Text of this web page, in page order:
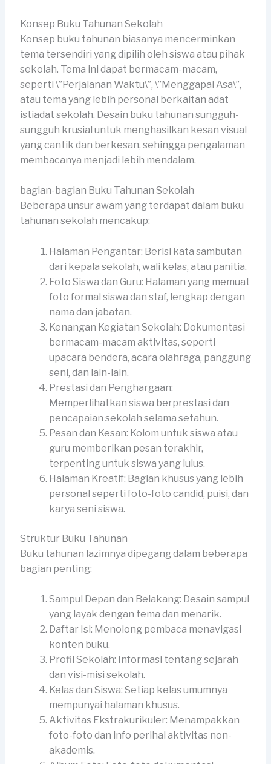
Konsep Buku Tahunan Sekolah
Konsep buku tahunan biasanya mencerminkan
tema tersendiri yang dipilih oleh siswa atau pihak
sekolah. Tema ini dapat bermacam-macam,
seperti \”Perjalanan Waktu\”, \”Menggapai Asa\”,
atau tema yang lebih personal berkaitan adat
istiadat sekolah. Desain buku tahunan sungguh-
sungguh krusial untuk menghasilkan kesan visual
yang cantik dan berkesan, sehingga pengalaman
membacanya menjadi lebih mendalam.
bagian-bagian Buku Tahunan Sekolah
Beberapa unsur awam yang terdapat dalam buku
tahunan sekolah mencakup:
Halaman Pengantar: Berisi kata sambutan
dari kepala sekolah, wali kelas, atau panitia.
Foto Siswa dan Guru: Halaman yang memuat
foto formal siswa dan staf, lengkap dengan
nama dan jabatan.
Kenangan Kegiatan Sekolah: Dokumentasi
bermacam-macam aktivitas, seperti
upacara bendera, acara olahraga, panggung
seni, dan lain-lain.
Prestasi dan Penghargaan:
Memperlihatkan siswa berprestasi dan
pencapaian sekolah selama setahun.
Pesan dan Kesan: Kolom untuk siswa atau
guru memberikan pesan terakhir,
terpenting untuk siswa yang lulus.
Halaman Kreatif: Bagian khusus yang lebih
personal seperti foto-foto candid, puisi, dan
karya seni siswa.
Struktur Buku Tahunan
Buku tahunan lazimnya dipegang dalam beberapa
bagian penting:
Sampul Depan dan Belakang: Desain sampul
yang layak dengan tema dan menarik.
Daftar Isi: Menolong pembaca menavigasi
konten buku.
Profil Sekolah: Informasi tentang sejarah
dan visi-misi sekolah.
Kelas dan Siswa: Setiap kelas umumnya
mempunyai halaman khusus.
Aktivitas Ekstrakurikuler: Menampakkan
foto-foto dan info perihal aktivitas non-
akademis.